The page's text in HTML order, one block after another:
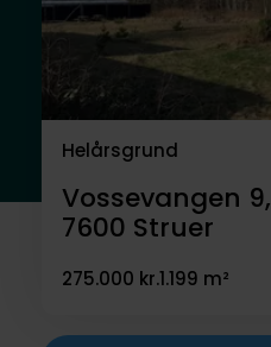
Helårsgrund
Vossevangen 9,
7600 Struer
275.000 kr.1.199 m²